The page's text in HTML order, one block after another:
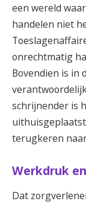
een wereld
handelen niet
onrechtmatig
Bovendien is in
schrijnender is
terugkeren
Werkdruk
Dat